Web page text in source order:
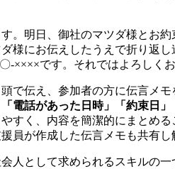
。明日、御社のマツダ様とお
様にお伝えしたうえで折り返し
-××××です。それではよろしく
で伝え、参加者の方に伝言メモ
「電話があった日時」「約束日
すく、内容を簡潔的にまとめ
員が作成した伝言メモも共有し
人として求められるスキルの一